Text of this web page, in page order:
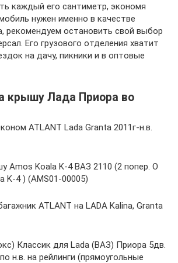
каждый его сантиметр, экономя
нужен именно в качестве
рекомендуем остановить свой выбор
Его грузового отделения хватит
на дачу, пикники и в оптовые
крышу Лада Приора во
ATLANT Lada Granta 2011г-н.в.
Amos Koala K-4 ВАЗ 2110 (2 попер. O
K-4 ) (AMS01-00005)
ATLANT на LADA Kalina, Granta
Классик для Lada (ВАЗ) Приора 5дв.
н.в. на рейлинги (прямоугольные